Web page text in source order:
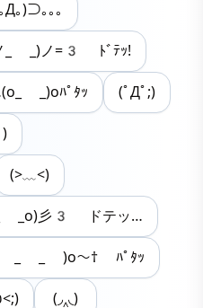
｡)⊃｡｡｡
_ _)ノ=3 ﾄﾞﾃｯ!
_)oﾊﾟﾀｯ (ﾟДﾟ;)
(>﹏<)
_ο)彡3 ドテッ…
_ _ )o〜† ﾊﾟﾀｯ
(◞‸◟)